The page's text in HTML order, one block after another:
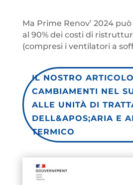
Ma Prime Renov’ 2024
al 90% dei costi di
(compresi i ventilatori a
IL NOSTRO
CAMBIAMENTI NEL
ALLE UNITÀ DI
DELL&APOS;ARIA E
TERMICO